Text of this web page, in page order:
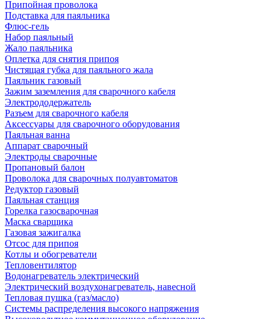
Припойная проволока
Подставка для паяльника
Флюс-гель
Набор паяльный
Жало паяльника
Оплетка для снятия припоя
Чистящая губка для паяльного жала
Паяльник газовый
Зажим заземления для сварочного кабеля
Электрододержатель
Разъем для сварочного кабеля
Аксессуары для сварочного оборудования
Паяльная ванна
Аппарат сварочный
Электроды сварочные
Пропановый балон
Проволока для сварочных полуавтоматов
Редуктор газовый
Паяльная станция
Горелка газосварочная
Маска сварщика
Газовая зажигалка
Отсос для припоя
Котлы и обогреватели
Тепловентилятор
Водонагреватель электрический
Электрический воздухонагреватель, навесной
Тепловая пушка (газ/масло)
Системы распределения высокого напряжения